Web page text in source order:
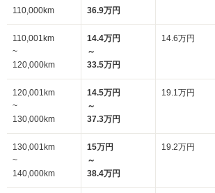
110,000km
36.9万円
110,001km
~
120,000km
14.4万円
～
33.5万円
14.6万円
120,001km
~
130,000km
14.5万円
～
37.3万円
19.1万円
130,001km
~
140,000km
15万円
～
38.4万円
19.2万円